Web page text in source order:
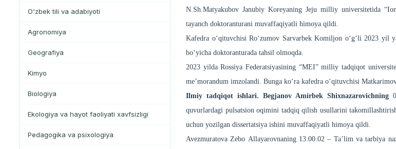
O'zbek tili va adabiyoti
Agronomiya
Geografiya
Kimyo
Biologiya
Ekologiya va hayot faoliyati xavfsizligi
Pedagogika va psixologiya
N.Sh.Matyakubov Janubiy Koreyaning Jeju milliy universitetida
tayanch doktoranturani muvaffaqiyatli himoya qildi.
Kafedra o‘qituvchisi Ro‘zumov Sarvarbek Komiljon o‘g‘li 2023 yil
bo‘yicha doktoranturada tahsil olmoqda.
2023 yilda Rossiya Federatsiyasining “MEI” milliy tadqiqot
me’morandum imzolandi. Bunga ko‘ra kafedra o‘qituvchisi
Ilmiy tadqiqot ishlari.Begjanov Amirbek Shixnazarovichning
quvurlardagi pulsatsion oqimini tadqiq qilish usullarini
uchun yozilgan dissertatsiya ishini muvaffaqiyatli himoya qildi.
Avezmuratova Zebo Allayarovnaning 13.00.02 – Ta’lim va tarbiya